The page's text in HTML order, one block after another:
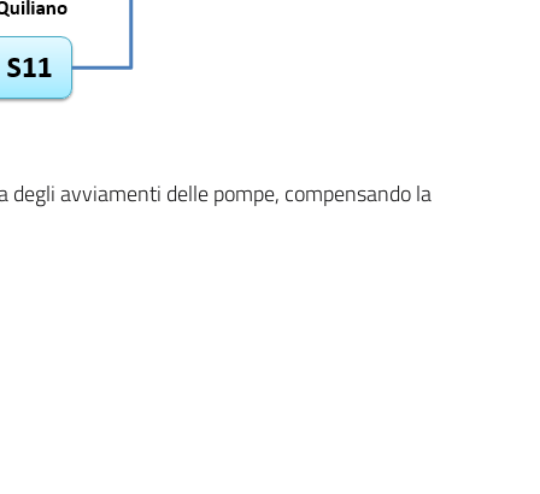
avviamenti delle pompe, compensando la